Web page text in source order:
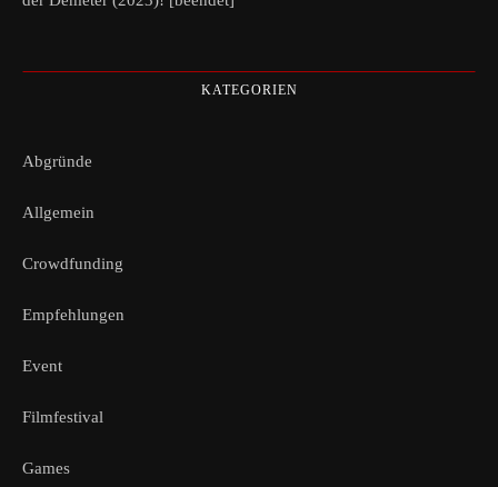
KATEGORIEN
Abgründe
Allgemein
Crowdfunding
Empfehlungen
Event
Filmfestival
Games